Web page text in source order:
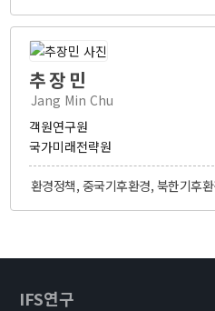
추장민
Jang Min Chu
객원연구원
국가미래전략원
환경정책, 중국기후환경, 북한기후
IFS연구